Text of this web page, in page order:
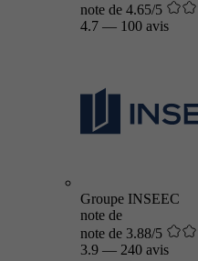
note de 4.65/5
4.7 — 100 avis
Groupe INSEEC
note de
note de 3.88/5
3.9 — 240 avis